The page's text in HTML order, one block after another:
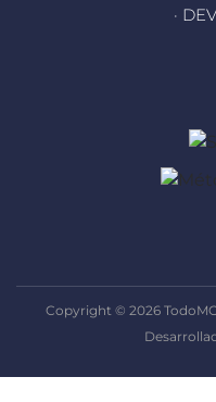
·
Copyright © 2026